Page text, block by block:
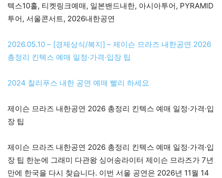
텍스10홀, 티켓링크예매, 일본밴드내한, 아시아투어, PYRAMID
투어, 서울콘서트, 2026내한공연
2026.05.10 – [경제상식/복지] – 제이슨 므라즈 내한공연 2026
총정리 킨텍스 예매 일정·가격·입장 팁
2024 찰리푸스 내한 공연 예매 빨리 하세요
제이슨 므라즈 내한공연 2026 총정리 킨텍스 예매 일정·가격·입
장 팁
제이슨 므라즈 내한공연 2026 총정리 킨텍스 예매 일정·가격·입
장 팁 한눈에 그래미 다관왕 싱어송라이터 제이슨 므라즈가 7년
만에 한국을 다시 찾습니다. 이번 서울 공연은 2026년 11월 14